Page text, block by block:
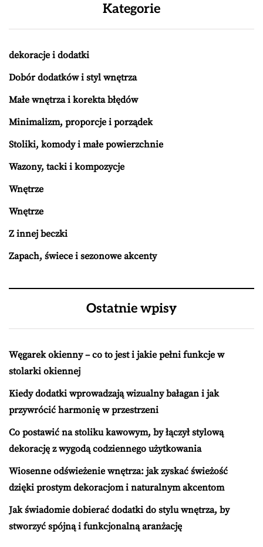
Kategorie
dekoracje i dodatki
Dobór dodatków i styl wnętrza
Małe wnętrza i korekta błędów
Minimalizm, proporcje i porządek
Stoliki, komody i małe powierzchnie
Wazony, tacki i kompozycje
Wnętrze
Wnętrze
Z innej beczki
Zapach, świece i sezonowe akcenty
Ostatnie wpisy
Węgarek okienny – co to jest i jakie pełni funkcje w
stolarki okiennej
Kiedy dodatki wprowadzają wizualny bałagan i jak
przywrócić harmonię w przestrzeni
Co postawić na stoliku kawowym, by łączył stylową
dekorację z wygodą codziennego użytkowania
Wiosenne odświeżenie wnętrza: jak zyskać świeżość
dzięki prostym dekoracjom i naturalnym akcentom
Jak świadomie dobierać dodatki do stylu wnętrza, by
stworzyć spójną i funkcjonalną aranżację